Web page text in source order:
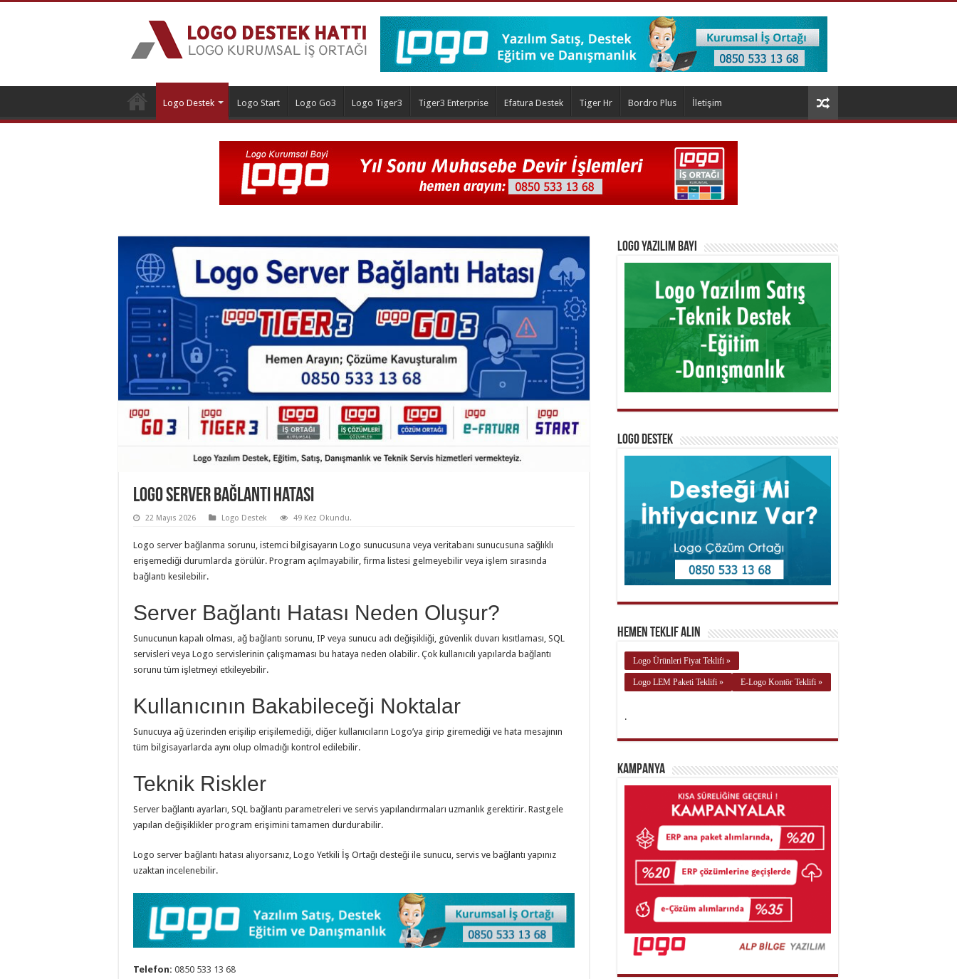
Logo Destek Logo Start Logo Go3 Logo Tiger3 Tiger3 Enterprise Efatura Destek Tiger Hr Bordro Plus İletişim
Logo Server Bağlantı Hatası
22 Mayıs 2026 Logo Destek 49 Kez Okundu.
Logo server bağlanma sorunu, istemci bilgisayarın Logo sunucusuna veya veritabanı sunucusuna sağlıklı
erişemediği durumlarda görülür. Program açılmayabilir, firma listesi gelmeyebilir veya işlem sırasında
bağlantı kesilebilir.
Server Bağlantı Hatası Neden Oluşur?
Sunucunun kapalı olması, ağ bağlantı sorunu, IP veya sunucu adı değişikliği, güvenlik duvarı kısıtlaması, SQL
servisleri veya Logo servislerinin çalışmaması bu hataya neden olabilir. Çok kullanıcılı yapılarda bağlantı
sorunu tüm işletmeyi etkileyebilir.
Kullanıcının Bakabileceği Noktalar
Sunucuya ağ üzerinden erişilip erişilemediği, diğer kullanıcıların Logo’ya girip giremediği ve hata mesajının
tüm bilgisayarlarda aynı olup olmadığı kontrol edilebilir.
Teknik Riskler
Server bağlantı ayarları, SQL bağlantı parametreleri ve servis yapılandırmaları uzmanlık gerektirir. Rastgele
yapılan değişiklikler program erişimini tamamen durdurabilir.
Logo server bağlantı hatası alıyorsanız, Logo Yetkili İş Ortağı desteği ile sunucu, servis ve bağlantı yapınız
uzaktan incelenebilir.
Telefon: 0850 533 13 68
Logo Yazılım Bayi
Logo Destek
Hemen Teklif Alın
Logo Ürünleri Fiyat Teklifi »
Logo LEM Paketi Teklifi » E-Logo Kontör Teklifi »
.
Kampanya